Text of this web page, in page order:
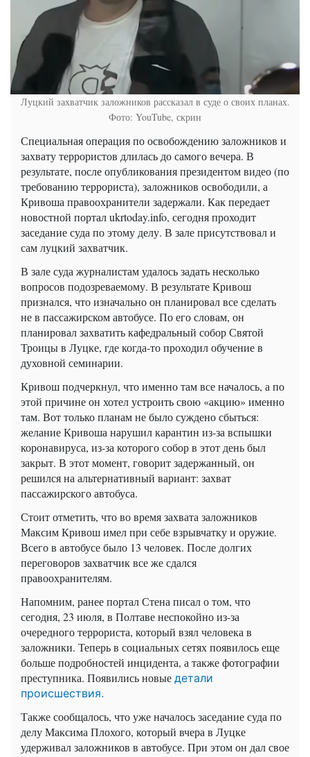
Луцкий захватчик заложников рассказал в суде о своих планах.
Фото: YouTube, скрин
Специальная операция по освобождению заложников и
захвату террористов длилась до самого вечера. В
результате, после опубликования президентом видео (по
требованию террориста), заложников освободили, а
Кривоша правоохранители задержали. Как передает
новостной портал ukrtoday.info, сегодня проходит
заседание суда по этому делу. В зале присутствовал и
сам луцкий захватчик.
В зале суда журналистам удалось задать несколько
вопросов подозреваемому. В результате Кривош
признался, что изначально он планировал все сделать
не в пассажирском автобусе. По его словам, он
планировал захватить кафедральный собор Святой
Троицы в Луцке, где когда-то проходил обучение в
духовной семинарии.
Кривош подчеркнул, что именно там все началось, а по
этой причине он хотел устроить свою «акцию» именно
там. Вот только планам не было суждено сбыться:
желание Кривоша нарушил карантин из-за вспышки
коронавируса, из-за которого собор в этот день был
закрыт. В этот момент, говорит задержанный, он
решился на альтернативный вариант: захват
пассажирского автобуса.
Стоит отметить, что во время захвата заложников
Максим Кривош имел при себе взрывчатку и оружие.
Всего в автобусе было 13 человек. После долгих
переговоров захватчик все же сдался
правоохранителям.
Напомним, ранее портал Стена писал о том, что
сегодня, 23 июля, в Полтаве неспокойно из-за
очередного террориста, который взял человека в
заложники. Теперь в социальных сетях появилось еще
больше подробностей инцидента, а также фотографии
преступника. Появились новые детали
происшествия.
Также сообщалось, что уже началось заседание суда по
делу Максима Плохого, который вчера в Луцке
удерживал заложников в автобусе. При этом он дал свое